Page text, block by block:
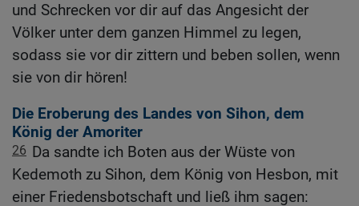
und Schrecken vor dir auf das Angesicht der
Völker unter dem ganzen Himmel zu legen,
sodass sie vor dir zittern und beben sollen, wenn
sie von dir hören!
Die Eroberung des Landes von Sihon, dem
König der Amoriter
26 Da sandte ich Boten aus der Wüste von
Kedemoth zu Sihon, dem König von Hesbon, mit
einer Friedensbotschaft und ließ ihm sagen: